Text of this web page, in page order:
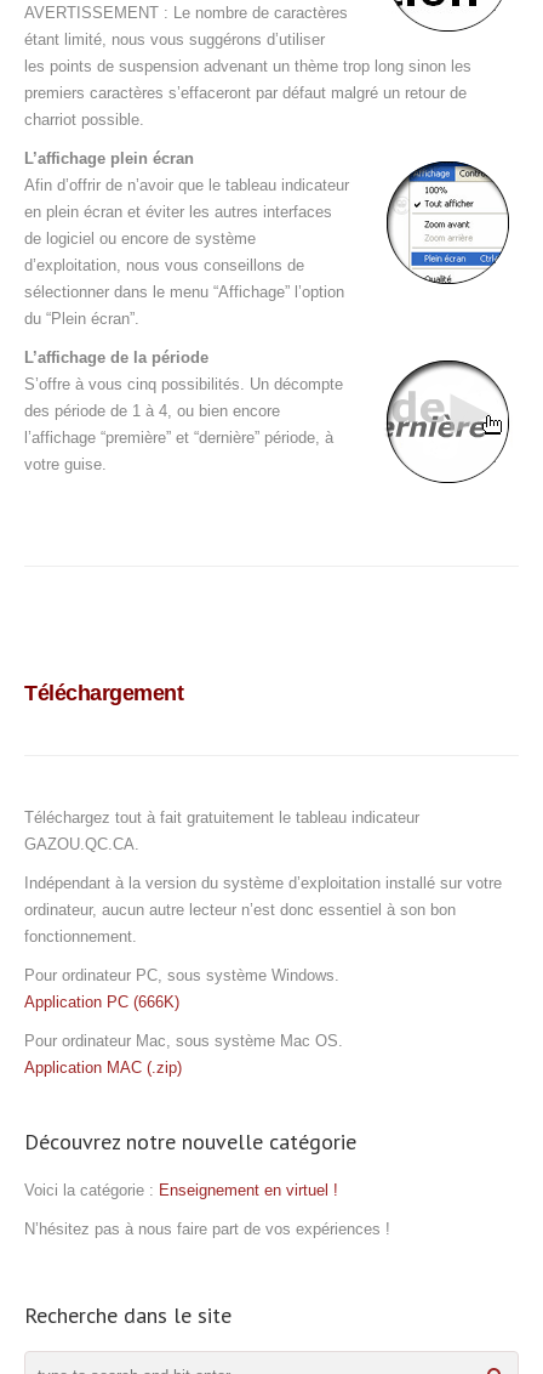
AVERTISSEMENT : Le nombre de caractères
étant limité, nous vous suggérons d’utiliser
les points de suspension advenant un thème trop long sinon les
premiers caractères s’effaceront par défaut malgré un retour de
charriot possible.
L’affichage plein écran
Afin d’offrir de n’avoir que le tableau indicateur
en plein écran et éviter les autres interfaces
de logiciel ou encore de système
d’exploitation, nous vous conseillons de
sélectionner dans le menu “Affichage” l’option
du “Plein écran”.
L’affichage de la période
S’offre à vous cinq possibilités. Un décompte
des période de 1 à 4, ou bien encore
l’affichage “première” et “dernière” période, à
votre guise.
Téléchargement
Téléchargez tout à fait gratuitement le tableau indicateur
GAZOU.QC.CA.
Indépendant à la version du système d’exploitation installé sur votre
ordinateur, aucun autre lecteur n’est donc essentiel à son bon
fonctionnement.
Pour ordinateur PC, sous système Windows.
Application PC (666K)
Pour ordinateur Mac, sous système Mac OS.
Application MAC (.zip)
Découvrez notre nouvelle catégorie
Voici la catégorie : Enseignement en virtuel !
N’hésitez pas à nous faire part de vos expériences !
Recherche dans le site